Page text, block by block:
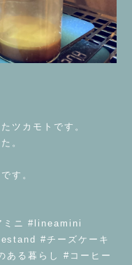
ツカモトです。
。
す。
ミニ #lineamini
#チーズケーキ
る暮らし #コーヒー